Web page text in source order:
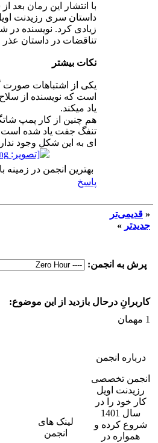
با انتشار این رمان بعد
داستان سری رزیدنت
زیادی کرد. نویسنده در
تناقضات در داستان عذر
نکات بیشتر
یکی از اشتباهات صورت
یاد میکند.
هم چنین از کار پمپ
تنفگ جفت یاد شده
ای به این شکل وجود
بهترین انجمن در زمینه
پاسخ
« قدیمی‌تر
جدیدتر »
پرش به انجمن:
کاربرانِ درحال بازدید از این موضوع:
1 مهمان
درباره انجمن
انجمن تخصصی
رزیدنت اویل
کار خود را در
سال 1401
شروع کرده و
همواره در
لینک های
انجمن